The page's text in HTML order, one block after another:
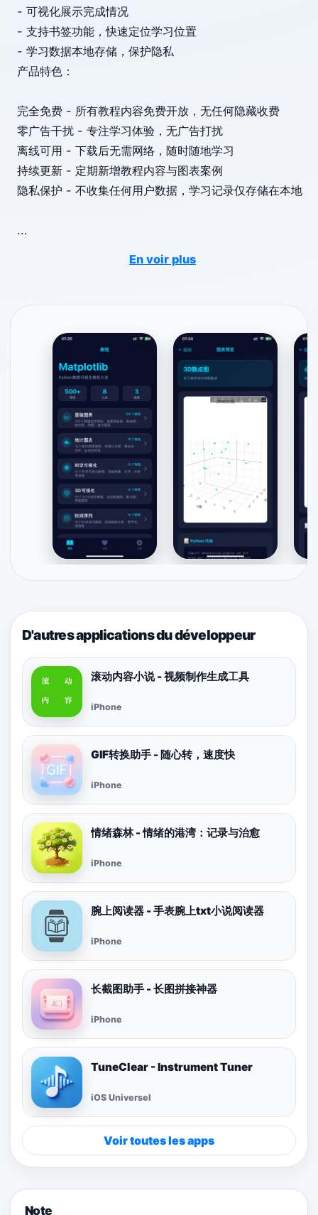
- 可视化展示完成情况
- 支持书签功能，快速定位学习位置
- 学习数据本地存储，保护隐私
产品特色：
完全免费 - 所有教程内容免费开放，无任何隐藏收费
零广告干扰 - 专注学习体验，无广告打扰
离线可用 - 下载后无需网络，随时随地学习
持续更新 - 定期新增教程内容与图表案例
隐私保护 - 不收集任何用户数据，学习记录仅存储在本地
...
En voir plus
D'autres applications du développeur
滚动内容小说 - 视频制作生成工具
iPhone
GIF转换助手 - 随心转，速度快
iPhone
情绪森林 - 情绪的港湾：记录与治愈
iPhone
腕上阅读器 - 手表腕上txt小说阅读器
iPhone
长截图助手 - 长图拼接神器
iPhone
TuneClear - Instrument Tuner
iOS Universel
Voir toutes les apps
Note